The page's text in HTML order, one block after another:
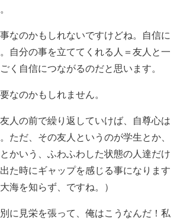
なのかもしれないですけどね。自信に
自分の事を立ててくれる人＝友人と一
く自信につながるのだと思います。
なのかもしれません。
人の前で繰り返していけば、自尊心は
ただ、その友人というのが学生とか、
かいう、ふわふわした状態の人達だけ
た時にギャップを感じる事になります
海を知らず、ですね。）
に見栄を張って、俺はこうなんだ！私